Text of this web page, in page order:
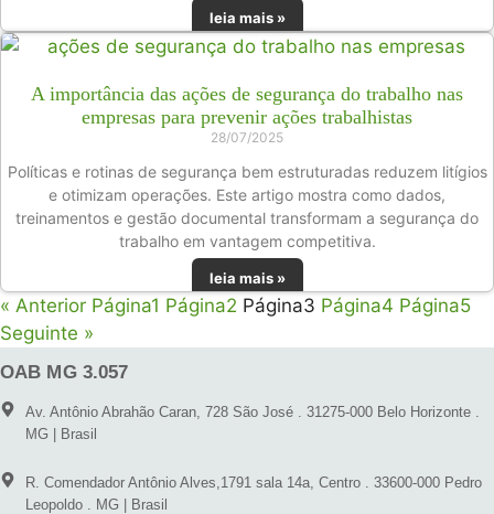
leia mais »
A importância das ações de segurança do trabalho nas
empresas para prevenir ações trabalhistas
28/07/2025
Políticas e rotinas de segurança bem estruturadas reduzem litígios
e otimizam operações. Este artigo mostra como dados,
treinamentos e gestão documental transformam a segurança do
trabalho em vantagem competitiva.
leia mais »
« Anterior Página1 Página2 Página3 Página4 Página5
Seguinte »
OAB MG 3.057
Av. Antônio Abrahão Caran, 728 São José . 31275-000 Belo Horizonte .
MG | Brasil
R. Comendador Antônio Alves,1791 sala 14a, Centro . 33600-000 Pedro
Leopoldo . MG | Brasil